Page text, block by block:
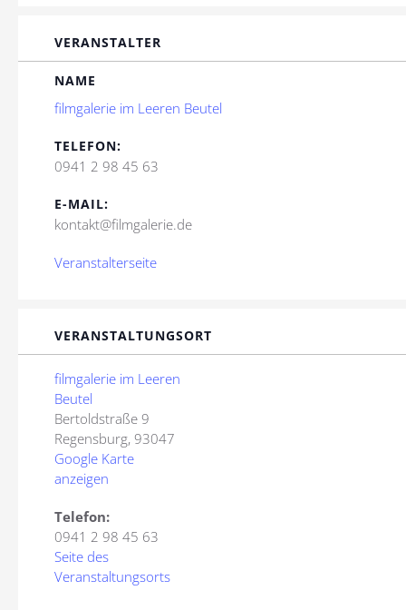
VERANSTALTER
NAME
filmgalerie im Leeren Beutel
TELEFON:
0941 2 98 45 63
E-MAIL:
kontakt@filmgalerie.de
Veranstalterseite
VERANSTALTUNGSORT
filmgalerie im Leeren
Beutel
Bertoldstraße 9
Regensburg, 93047
Google Karte
anzeigen
Telefon:
0941 2 98 45 63
Seite des
Veranstaltungsorts